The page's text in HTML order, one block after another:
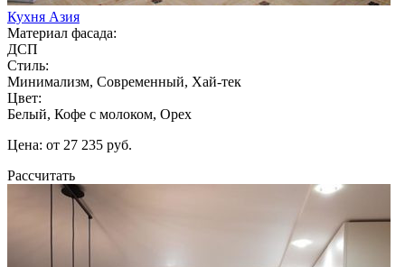
Кухня Азия
Материал фасада:
ДСП
Стиль:
Минимализм, Современный, Хай-тек
Цвет:
Белый, Кофе с молоком, Орех
Цена: от 27 235 руб.
Рассчитать